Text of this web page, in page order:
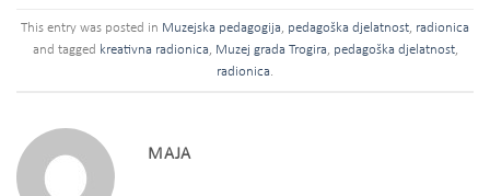
This entry was posted in Muzejska pedagogija, pedagoška djelatnost, radionica
and tagged kreativna radionica, Muzej grada Trogira, pedagoška djelatnost,
radionica.
MAJA